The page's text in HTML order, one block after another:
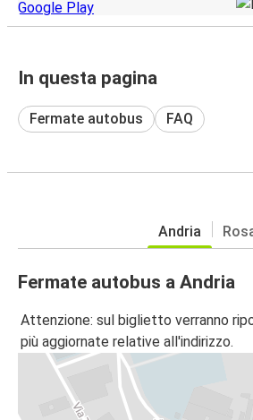
In questa pagina
Fermate autobus FAQ
Andria
Fermate autobus a Andria
Attenzione: sul biglietto verranno
più aggiornate relative all'indirizzo.